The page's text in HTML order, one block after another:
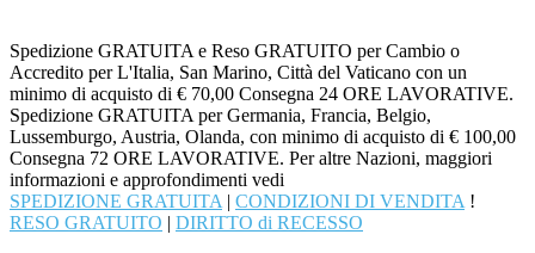
Spedizione GRATUITA e Reso GRATUITO per Cambio o
Accredito per L'Italia, San Marino, Città del Vaticano con un
minimo di acquisto di € 70,00 Consegna 24 ORE LAVORATIVE.
Spedizione GRATUITA per Germania, Francia, Belgio,
Lussemburgo, Austria, Olanda, con minimo di acquisto di € 100,00
Consegna 72 ORE LAVORATIVE. Per altre Nazioni, maggiori
informazioni e approfondimenti vedi
SPEDIZIONE GRATUITA | CONDIZIONI DI VENDITA !
RESO GRATUITO | DIRITTO di RECESSO